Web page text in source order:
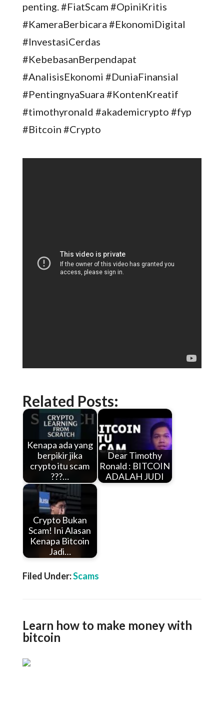
penting. #FiatScam #OpiniKritis
#KameraBerbicara #EkonomiDigital
#InvestasiCerdas
#KebebasanBerpendapat
#AnalisisEkonomi #DuniaFinansial
#PentingnyaSuara #KontenKreatif
#timothyronald #akademicrypto #fyp
#Bitcoin #Crypto
Related Posts:
Kenapa ada yang
berpikir jika
crypto itu scam
???…
Dear Timothy
Ronald : BITCOIN
ADALAH JUDI
Crypto Bukan
Scam! Ini Alasan
Kenapa Bitcoin
Jadi…
Filed Under:Scams
Learn how to make money with
bitcoin